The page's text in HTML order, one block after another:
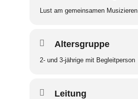
Lust am gemeinsamen Musizieren
Altersgruppe
2- und 3-jährige mit Begleitperson
Leitung